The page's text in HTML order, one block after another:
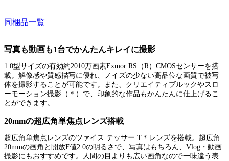
同梱品一覧
写真も動画も1台でかんたんキレイに撮影
1.0型サイズの有効約2010万画素Exmor RS（R）CMOSセンサーを搭
載。解像感や質感描写に優れ、ノイズの少ない高品位な画質で被写
体を撮影することが可能です。また、クリエイティブルックやスロ
ーモーション撮影（＊）で、印象的な作品もかんたんに仕上げるこ
とができます。
20mmの超広角単焦点レンズ搭載
超広角単焦点レンズのツァイス テッサー T＊レンズを搭載。超広角
20mmの画角と開放F値2.0の明るさで、写真はもちろん、Vlog・動画
撮影にもおすすめです。人間の目よりも広い画角なので一味違う表